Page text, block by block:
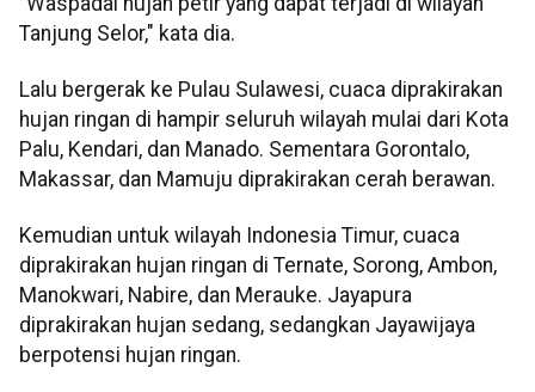
Tanjung Selor," kata dia.
Lalu bergerak ke Pulau Sulawesi, cuaca diprakirakan
hujan ringan di hampir seluruh wilayah mulai dari Kota
Palu, Kendari, dan Manado. Sementara Gorontalo,
Makassar, dan Mamuju diprakirakan cerah berawan.
Kemudian untuk wilayah Indonesia Timur, cuaca
diprakirakan hujan ringan di Ternate, Sorong, Ambon,
Manokwari, Nabire, dan Merauke. Jayapura
diprakirakan hujan sedang, sedangkan Jayawijaya
berpotensi hujan ringan.